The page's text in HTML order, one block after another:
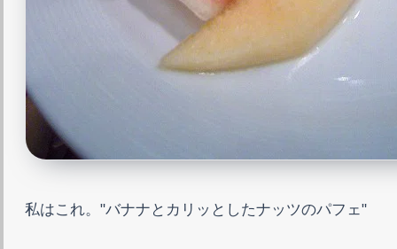
私はこれ。"バナナとカリッとしたナッツのパフェ"